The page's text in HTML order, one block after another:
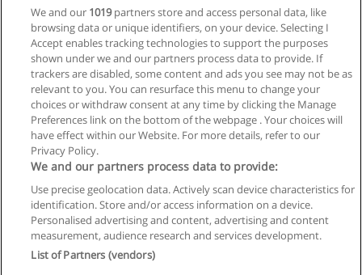
Institucional
UM - Universidad Maimónides
Solicita información
Privacidad de datos
Contactar con Educaedu
Copyright © Educaedu Business S.L. - CIF : B-95610580: -
We and our 1019partners store and access personal data, like
browsing data or unique identifiers, on your device. Selecting I
Accept enables tracking technologies to support the purposes
shown under we and our partners process data to provide. If
trackers are disabled, some content and ads you see may not be as
relevant to you. You can resurface this menu to change your
choices or withdraw consent at any time by clicking the Manage
Preferences link on the bottom of the webpage . Your choices will
have effect within our Website. For more details, refer to our
Privacy Policy.
We and our partners process data to provide:
Use precise geolocation data. Actively scan device characteristics for
identification. Store and/or access information on a device.
Personalised advertising and content, advertising and content
measurement, audience research and services development.
List of Partners (vendors)